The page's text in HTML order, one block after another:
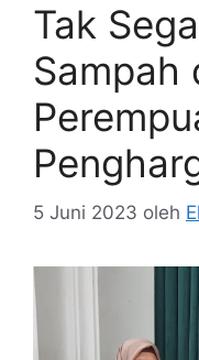
Tak
Sampah
5 Juni 2023 oleh